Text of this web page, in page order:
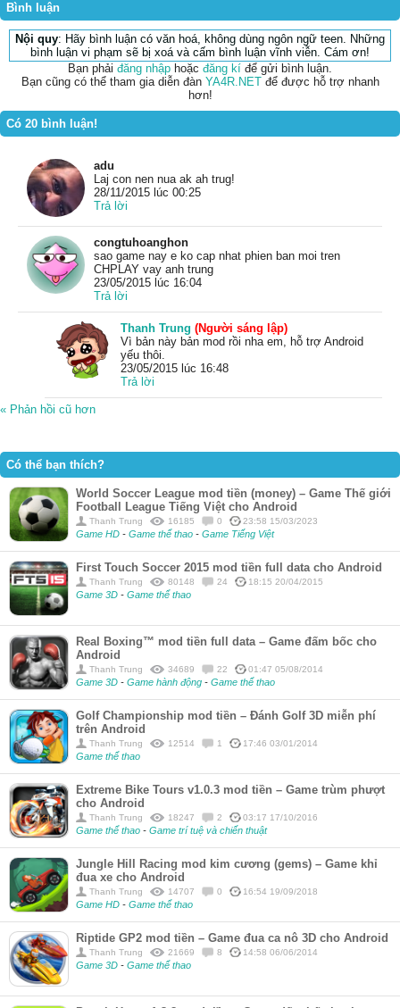
Bình luận
Nội quy: Hãy bình luận có văn hoá, không dùng ngôn ngữ teen. Những
bình luận vi phạm sẽ bị xoá và cấm bình luận vĩnh viễn. Cám ơn!
Bạn phải đăng nhập hoặc đăng kí để gửi bình luận.
Bạn cũng có thể tham gia diễn đàn YA4R.NETđể được hỗ trợ nhanh
hơn!
Có 20 bình luận!
adu
Laj con nen nua ak ah trug!
28/11/2015 lúc 00:25
Trả lời
congtuhoanghon
sao game nay e ko cap nhat phien ban moi tren
CHPLAY vay anh trung
23/05/2015 lúc 16:04
Trả lời
Thanh Trung (Người sáng lập)
Vì bản này bản mod rồi nha em, hỗ trợ Android
yếu thôi.
23/05/2015 lúc 16:48
Trả lời
« Phản hồi cũ hơn
Có thể bạn thích?
World Soccer League mod tiền (money) – Game Thế giới
Football League Tiếng Việt cho Android
Thanh Trung 16185 0 23:58 15/03/2023
Game HD - Game thể thao - Game Tiếng Việt
First Touch Soccer 2015 mod tiền full data cho Android
Thanh Trung 80148 24 18:15 20/04/2015
Game 3D - Game thể thao
Real Boxing™ mod tiền full data – Game đấm bốc cho
Android
Thanh Trung 34689 22 01:47 05/08/2014
Game 3D - Game hành động - Game thể thao
Golf Championship mod tiền – Đánh Golf 3D miễn phí
trên Android
Thanh Trung 12514 1 17:46 03/01/2014
Game thể thao
Extreme Bike Tours v1.0.3 mod tiền – Game trùm phượt
cho Android
Thanh Trung 18247 2 03:17 17/10/2016
Game thể thao - Game trí tuệ và chiến thuật
Jungle Hill Racing mod kim cương (gems) – Game khỉ
đua xe cho Android
Thanh Trung 14707 0 16:54 19/09/2018
Game HD - Game thể thao
Riptide GP2 mod tiền – Game đua ca nô 3D cho Android
Thanh Trung 21669 8 14:58 06/06/2014
Game 3D - Game thể thao